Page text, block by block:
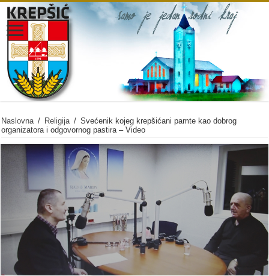
Naslovna / Religija / Svećenik kojeg krepšićani pamte kao dobrog
organizatora i odgovornog pastira – Video